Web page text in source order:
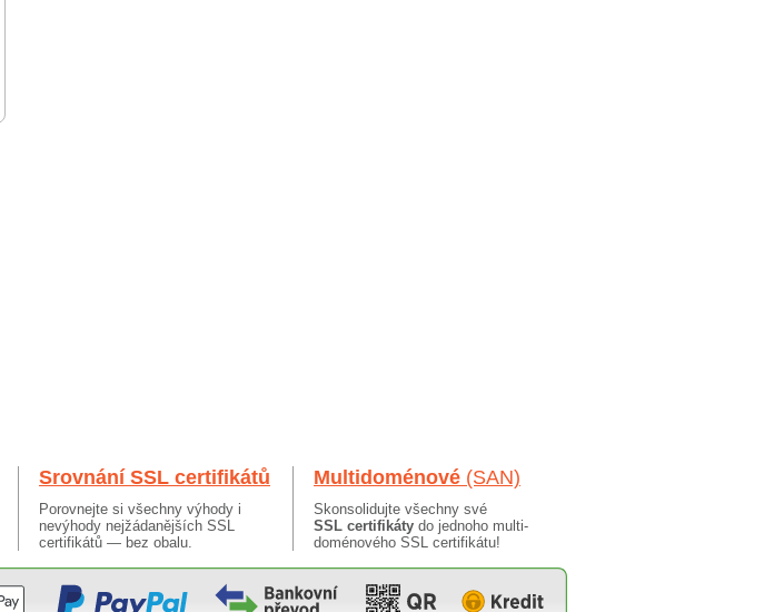
Srovnání SSL certifikátů
Porovnejte si všechny výhody i
nevýhody nejžádanějších SSL
certifikátů — bez obalu.
Multidoménové (SAN)
Skonsolidujte všechny své
SSL certifikáty do jednoho multi-
doménového SSL certifikátu!